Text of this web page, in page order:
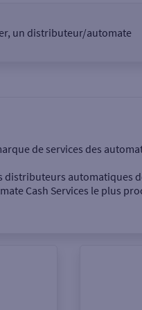
un distributeur/automate
de services des
distributeurs automatiques
Cash Services le plus